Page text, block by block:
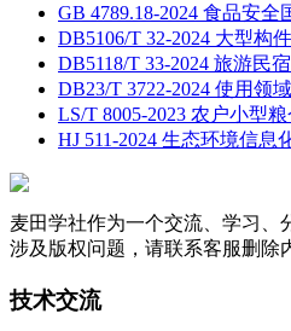
GB 4789.18-2024 食品安全
DB5106/T 32-2024 大型构
DB5118/T 33-2024 旅游民
DB23/T 3722-2024 使用领
LS/T 8005-2023 农户小型
HJ 511-2024 生态环境信息
麦田学社作为一个交流、学习、
涉及版权问题，请联系客服删除
技术交流